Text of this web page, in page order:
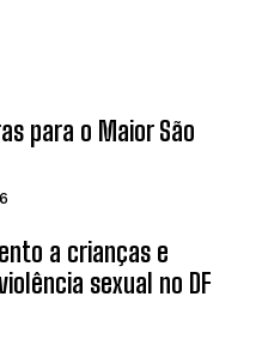
para o Maior São
a crianças e
sexual no DF